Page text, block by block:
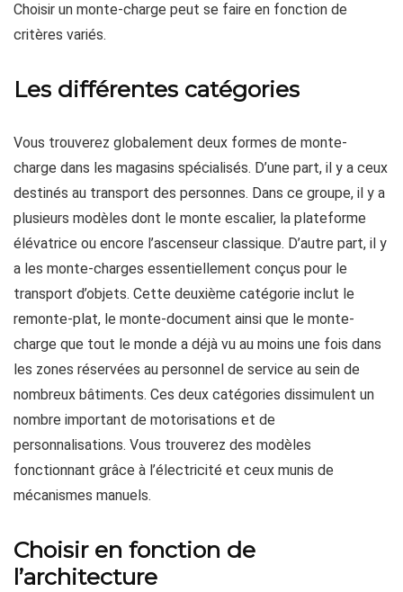
Choisir un monte-charge peut se faire en fonction de
critères variés.
Les différentes catégories
Vous trouverez globalement deux formes de monte-
charge dans les magasins spécialisés. D’une part, il y a ceux
destinés au transport des personnes. Dans ce groupe, il y a
plusieurs modèles dont le monte escalier, la plateforme
élévatrice ou encore l’ascenseur classique. D’autre part, il y
a les monte-charges essentiellement conçus pour le
transport d’objets. Cette deuxième catégorie inclut le
remonte-plat, le monte-document ainsi que le monte-
charge que tout le monde a déjà vu au moins une fois dans
les zones réservées au personnel de service au sein de
nombreux bâtiments. Ces deux catégories dissimulent un
nombre important de motorisations et de
personnalisations. Vous trouverez des modèles
fonctionnant grâce à l’électricité et ceux munis de
mécanismes manuels.
Choisir en fonction de
l’architecture